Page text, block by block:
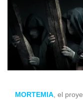
MORTEMIA , el